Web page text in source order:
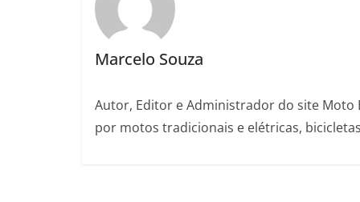
Marcelo Souza
Autor, Editor e Administrador do site Moto
por motos tradicionais e elétricas,